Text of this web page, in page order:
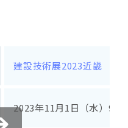
建設技術展2023近畿
2023年11月1日（水）9：